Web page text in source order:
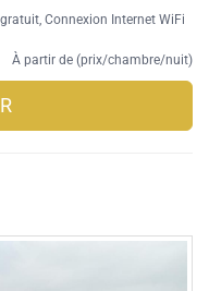
Connexion Internet WiFi
À partir de (prix/chambre/nuit)